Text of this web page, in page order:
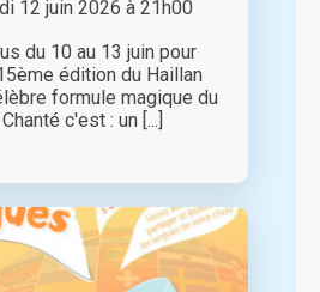
12 juin 2026 à 21h00
du 10 au 13 juin pour
édition du Haillan
formule magique du
c'est : un [...]